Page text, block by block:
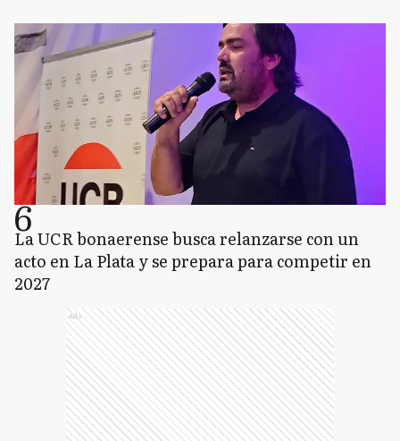
6
La UCR bonaerense busca relanzarse con un
acto en La Plata y se prepara para competir en
2027
Ads